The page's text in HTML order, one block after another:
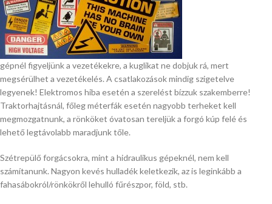
gépnél figyeljünk a vezetékekre, a kuglikat ne dobjuk rá, mert
megsérülhet a vezetékelés. A csatlakozások mindig szigetelve
legyenek! Elektromos hiba esetén a szerelést bízzuk szakemberre!
Traktorhajtásnál, főleg méterfák esetén nagyobb terheket kell
megmozgatnunk, a rönköket óvatosan tereljük a forgó kúp felé és
lehető legtávolabb maradjunk tőle.
Szétrepülő forgácsokra, mint a hidraulikus gépeknél, nem kell
számítanunk. Nagyon kevés hulladék keletkezik, az is leginkább a
fahasábokról/rönkökről lehulló fűrészpor, föld, stb.